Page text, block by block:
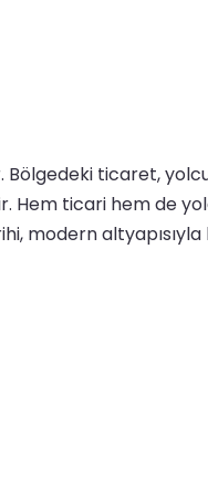
Bölgedeki ticaret,
Hem ticari hem de
modern